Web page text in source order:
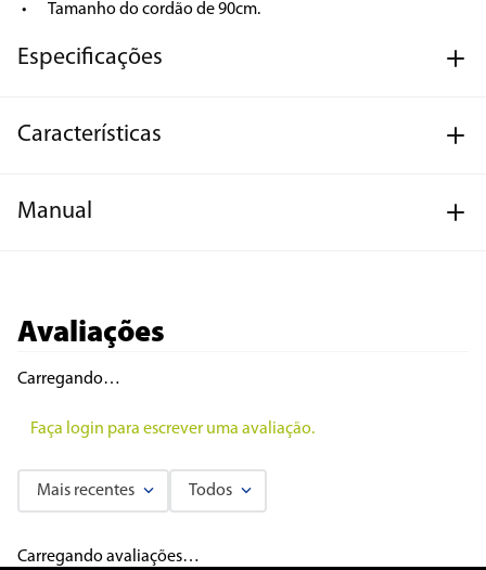
•	Tamanho do cordão de 90cm.
Especificações
Características
Manual
Avaliações
Carregando…
Faça login para escrever uma avaliação.
Mais recentes Todos
Carregando avaliações…